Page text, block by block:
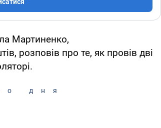
Мартиненко,
розповів про те, як провів дві
дня